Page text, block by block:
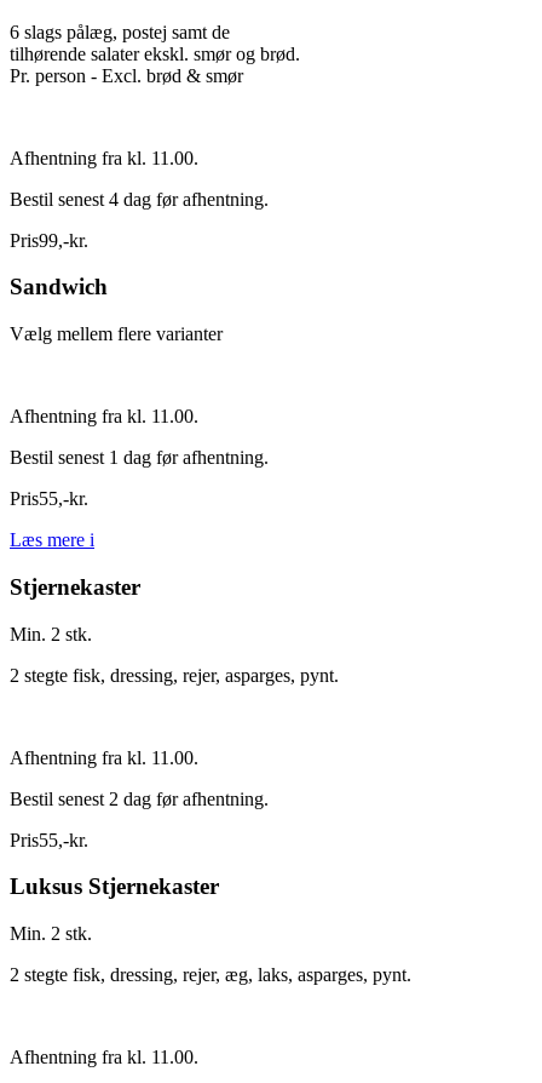
6 slags pålæg, postej samt de
tilhørende salater ekskl. smør og brød.
Pr. person - Excl. brød & smør
Afhentning fra kl. 11.00.
Bestil senest 4 dag før afhentning.
Pris99,-kr.
Sandwich
Vælg mellem flere varianter
Afhentning fra kl. 11.00.
Bestil senest 1 dag før afhentning.
Pris55,-kr.
Læs mere i
Stjernekaster
Min. 2 stk.
2 stegte fisk, dressing, rejer, asparges, pynt.
Afhentning fra kl. 11.00.
Bestil senest 2 dag før afhentning.
Pris55,-kr.
Luksus Stjernekaster
Min. 2 stk.
2 stegte fisk, dressing, rejer, æg, laks, asparges, pynt.
Afhentning fra kl. 11.00.